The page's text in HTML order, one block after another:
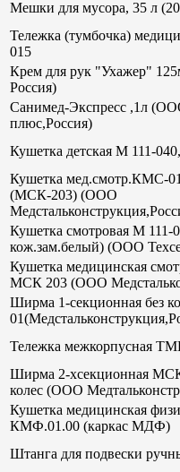
Мешки для мусора, 35 л
Тележка (тумбочка)
015
Крем для рук "Ухажер"
Россия)
Санимед-Экспресс ,1л
плюс,Россия)
Кушетка детская М 111-
Кушетка мед.смотр.КМС-
(МСК-203) (ООО
Кушетка смотровая М 111-
кож.зам.белый) (ООО
Кушетка медицинская
МСК 203 (ООО
Ширма 1-секционная без
Тележка межкорпусная
Ширма 2-хсекционная
колес (ООО
Кушетка медицинская
КМФ.01.00 (каркас МДФ)
Штанга для подвески